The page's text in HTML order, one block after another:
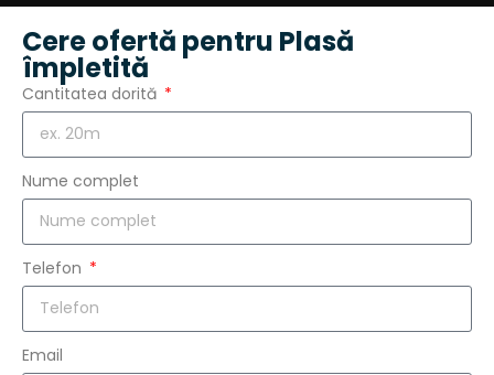
Cere ofertă pentru Plasă
împletită
Cantitatea dorită
Nume complet
Telefon
Email